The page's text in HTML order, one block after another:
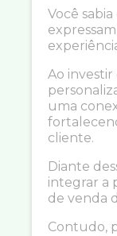
Você
Ao
uma
cliente.
Diante
integrar a
de venda
Contudo,